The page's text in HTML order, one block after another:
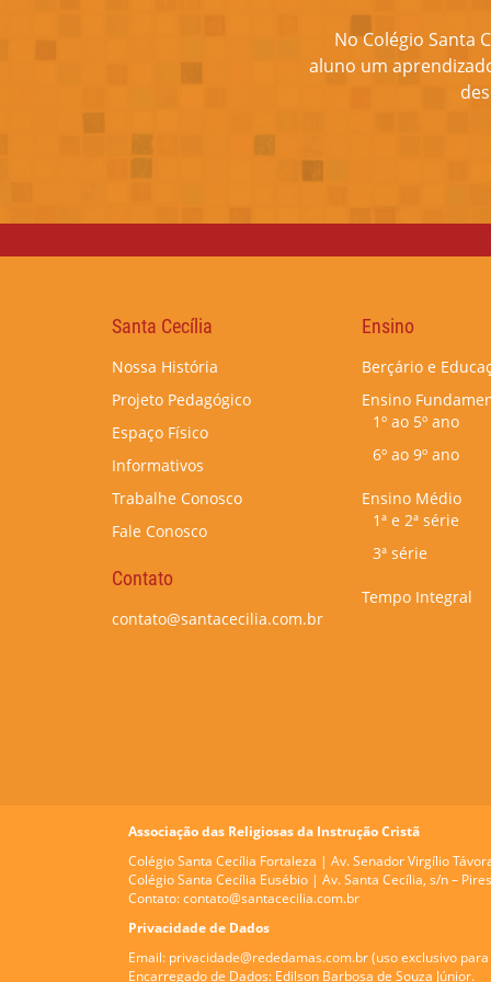
No Colégio Santa
aluno um
Santa Cecília
Nossa História
Projeto Pedagógico
Espaço Físico
Informativos
Trabalhe Conosco
Fale Conosco
Contato
contato@santacecilia.com.br
Ensino
Berçário e
Ensino
1º ao 5º ano
6º ao 9º ano
Ensino Médio
1ª e 2ª série
3ª série
Tempo Integral
Associação das Religiosas da Instrução Cristã
Colégio Santa Cecília Fortaleza | Av. Senador Virgílio
Colégio Santa Cecília Eusébio | Av. Santa Cecília, s/n –
Contato:contato@santacecilia.com.br
Privacidade de Dados
Email: privacidade@rededamas.com.br(uso exclusivo
Encarregado de Dados: Edilson Barbosa de Souza Júnior.